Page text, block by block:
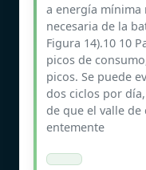
a energía mínima
necesaria de la
Figura 14).10 10
picos de
picos. Se puede
dos ciclos por
de que el valle
entemente